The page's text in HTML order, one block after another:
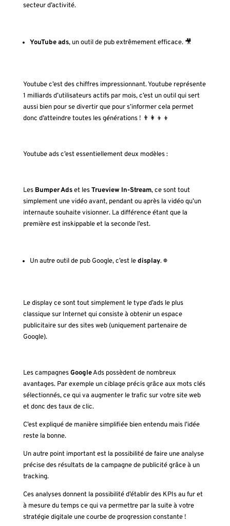
secteur d’activité.
YouTube ads, un outil de pub extrêmement efficace. 🎥
Youtube c’est des chiffres impressionnant. Youtube représente
1 milliards d’utilisateurs actifs par mois, c’est un outil qui sert
aussi bien pour se divertir que pour s’informer cela permet
donc d’atteindre toutes les générations ! 👨‍👩‍👦‍👦
Youtube ads c’est essentiellement deux modèles :
Les Bumper Adset lesTrueview In-Stream, ce sont tout
simplement une vidéo avant, pendant ou après la vidéo qu’un
internaute souhaite visionner. La différence étant que la
première est inskippable et la seconde l’est.
Un autre outil de pub Google, c’est ledisplay.🌐
Le display ce sont tout simplement le type d’ads le plus
classique sur Internet qui consiste à obtenir un espace
publicitaire sur des sites web (uniquement partenaire de
Google).
Les campagnesGoogleAds possèdent de nombreux
avantages. Par exemple un ciblage précis grâce aux mots clés
sélectionnés, ce qui va augmenter le trafic sur votre site web
et donc des taux de clic.
C’est expliqué de manière simplifiée bien entendu mais l’idée
reste la bonne.
Un autre point important est la possibilité de faire une analyse
précise des résultats de la campagne de publicité grâce à un
tracking.
Ces analyses donnent la possibilité d’établir des KPIs au fur et
à mesure du temps ce qui va permettre par la suite à votre
stratégie digitale une courbe de progression constante !